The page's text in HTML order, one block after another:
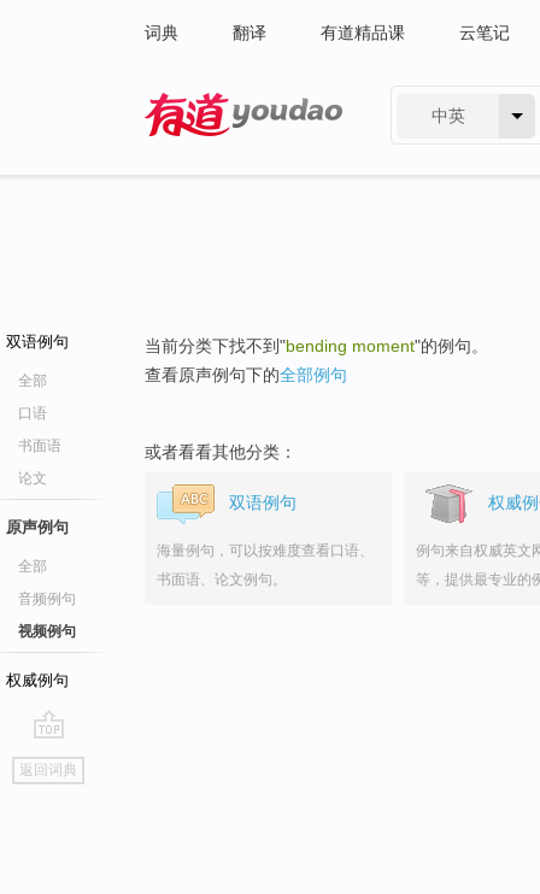
词典 翻译 有道精品课 云笔记
中英
双语例句
全部
口语
书面语
论文
原声例句
全部
音频例句
视频例句
权威例句
go
top
返回词典
当前分类下找不到"bending moment"的例句。
查看原声例句下的全部例句
或者看看其他分类：
双语例句
海量例句，可以按难度查看口语、
书面语、论文例句。
权威
例句来自权威英文
等，提供最专业的